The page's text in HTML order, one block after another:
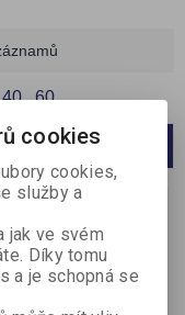
40 60
cookies
cookies,
služby a
jak ve svém
Díky tomu
a je schopná se